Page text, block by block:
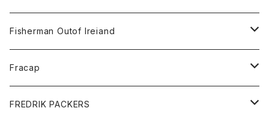
ジャケット
帽子
Fisherman Outof Ireiand
ニット
Fracap
グッズ
FREDRIK PACKERS